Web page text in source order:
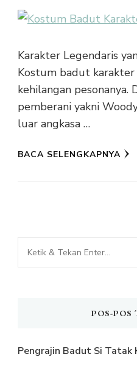
Karakter Legendaris
Kostum badut
kehilangan pesonanya.
pemberani yakni
luar angkasa …
BACA SELENGKAPNYA
Mencari
Sesuatu?
POS-POS
Pengrajin Badut Si Tatak